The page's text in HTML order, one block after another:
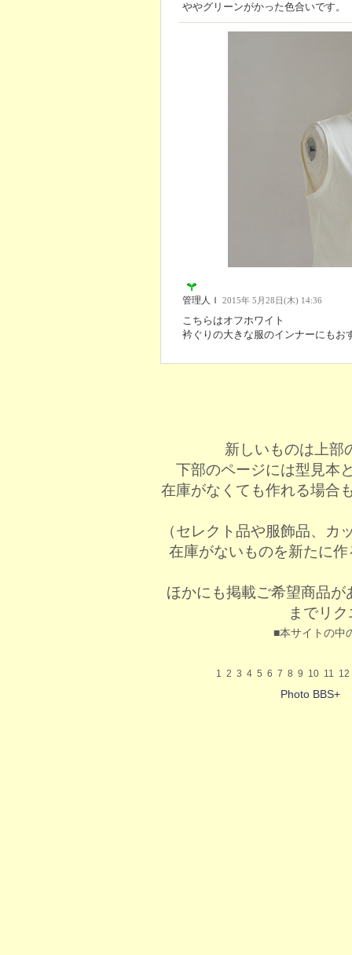
ややグリーンがかった色合いです。
管理人Ｉ 2015年 5月28日(木) 14:36
こちらはオフホワイト
衿ぐりの大きな服のインナーにもお
新しいものは上部
下部のページには型見本
在庫がなくても作れる場合
（セレクト品や服飾品、
在庫がないものを新たに
ほかにも掲載ご希望商品が
までリ
■本サイトの中
1 2 3 4 5 6 7 8 9 10 11 12
Photo BBS+